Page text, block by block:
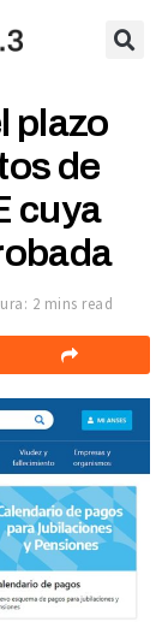
plazo
de
cuya
2 mins read